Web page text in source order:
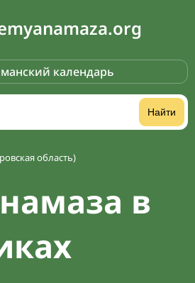
календарь
Найти
область)
в